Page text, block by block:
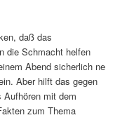
daß das
die Schmacht helfen
Abend sicherlich ne
Aber hilft das gegen
mit dem
zum Thema